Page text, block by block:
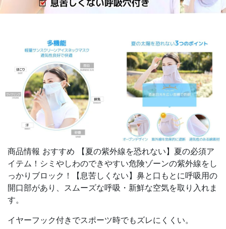
商品情報 おすすめ 【夏の紫外線を恐れない】夏の必須ア
イテム！シミやしわのできやすい危険ゾーンの紫外線をし
っかりブロック！【息苦しくない】鼻と口もとに呼吸用の
開口部があり、スムーズな呼吸・新鮮な空気を取り入れま
す。
イヤーフック付きでスポーツ時でもズレにくくい。